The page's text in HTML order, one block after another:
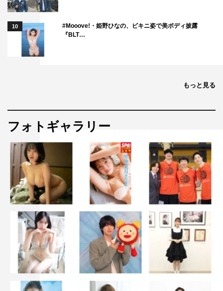
10
#Mooove!・姫野ひなの、ビキニ姿で美ボディ披露
『BLT…
もっと見る
フォトギャラリー